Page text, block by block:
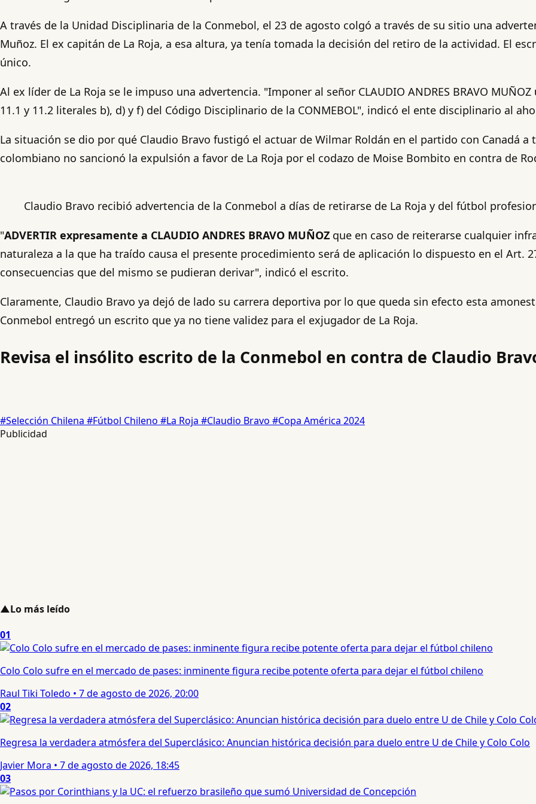
A través de la Unidad Disciplinaria de la Conmebol, el 23 de agosto colgó a través de su sitio una
Muñoz. El ex capitán de La Roja, a esa altura, ya tenía tomada la decisión del retiro de la actividad. El
único.
Al ex líder de La Roja se le impuso una advertencia. "Imponer al señor CLAUDIO ANDRES BRAVO MUÑOZ
11.1 y 11.2 literales b), d) y f) del Código Disciplinario de la CONMEBOL", indicó el ente disciplinario al
La situación se dio por qué Claudio Bravo fustigó el actuar de Wilmar Roldán en el partido con Canadá
colombiano no sancionó la expulsión a favor de La Roja por el codazo de Moise Bombito en contra de
Claudio Bravo recibió advertencia de la Conmebol a días de retirarse de La Roja y del fútbol
"ADVERTIR expresamente a CLAUDIO ANDRES BRAVO MUÑOZ que en caso de reiterarse cualquier
naturaleza a la que ha traído causa el presente procedimiento será de aplicación lo dispuesto en el Art.
consecuencias que del mismo se pudieran derivar", indicó el escrito.
Claramente, Claudio Bravo ya dejó de lado su carrera deportiva por lo que queda sin efecto esta
Conmebol entregó un escrito que ya no tiene validez para el exjugador de La Roja.
Revisa el insólito escrito de la Conmebol en contra de Claudio
#Selección Chilena #Fútbol Chileno #La Roja #Claudio Bravo #Copa América 2024
Publicidad
▲Lo más leído
01
Colo Colo sufre en el mercado de pases: inminente figura recibe potente oferta para dejar el fútbol chileno
Raul Tiki Toledo • 7 de agosto de 2026, 20:00
02
Regresa la verdadera atmósfera del Superclásico: Anuncian histórica decisión para duelo entre U de Chile y Colo Colo
Javier Mora • 7 de agosto de 2026, 18:45
03